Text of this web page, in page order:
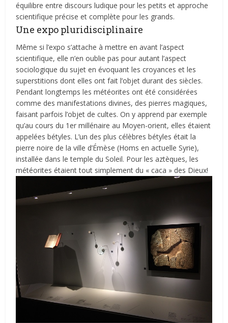
équilibre entre discours ludique pour les petits et approche
scientifique précise et complète pour les grands.
Une expo pluridisciplinaire
Même si l’expo s’attache à mettre en avant l’aspect
scientifique, elle n’en oublie pas pour autant l’aspect
sociologique du sujet en évoquant les croyances et les
superstitions dont elles ont fait l’objet durant des siècles.
Pendant longtemps les météorites ont été considérées
comme des manifestations divines, des pierres magiques,
faisant parfois l’objet de cultes. On y apprend par exemple
qu’au cours du 1er millénaire au Moyen-orient, elles étaient
appelées bétyles. L’un des plus célèbres bétyles était la
pierre noire de la ville d’Émèse (Homs en actuelle Syrie),
installée dans le temple du Soleil. Pour les aztèques, les
météorites étaient tout simplement du « caca » des Dieux!